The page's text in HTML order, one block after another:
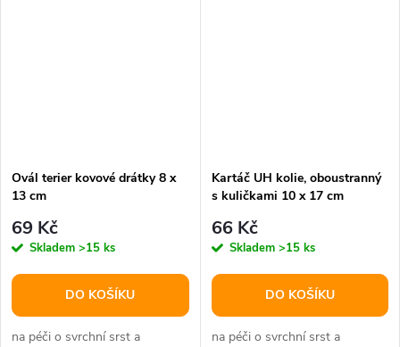
Ovál terier kovové drátky 8 x
13 cm
69 Kč
Skladem >15 ks
DO KOŠÍKU
na péči o svrchní srst a
Kartáč UH kolie, oboustranný
s kuličkami 10 x 17 cm
66 Kč
Skladem >15 ks
DO KOŠÍKU
na péči o svrchní srst a